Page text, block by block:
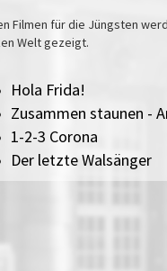
Filmen für die Jüngsten
Welt gezeigt.
Hola Frida!
Zusammen staunen -
1-2-3 Corona
Der letzte Walsänger